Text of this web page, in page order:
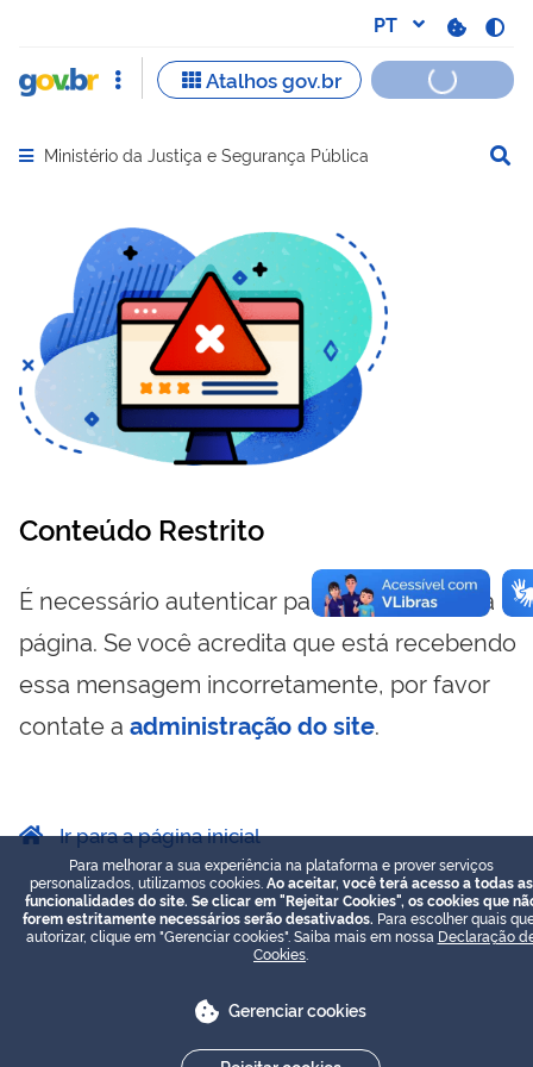
Abrir menu principal de navegação
Ministério da Justiça e Segurança Pública
Conteúdo Restrito
É necessário autenticar para visualizar essa
página. Se você acredita que está recebendo
essa mensagem incorretamente, por favor
contate a administração do site.
Ir para a página inicial
Para melhorar a sua experiência na plataforma e prover serviços
personalizados, utilizamos cookies. Ao aceitar, você terá acesso a todas as
funcionalidades do site. Se clicar em "Rejeitar Cookies", os cookies que
forem estritamente necessários serão desativados. Para escolher quais
autorizar, clique em "Gerenciar cookies". Saiba mais em nossa Declaração
Cookies
Gerenciar cookies